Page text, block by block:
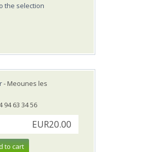
the selection
- Meounes les
94 63 34 56
EUR20.00
to cart